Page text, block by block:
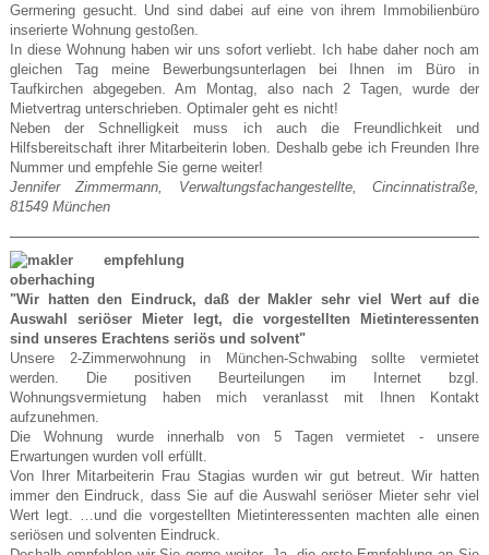
Germering gesucht. Und sind dabei auf eine von ihrem Immobilienbüro
inserierte Wohnung gestoßen.
In diese Wohnung haben wir uns sofort verliebt. Ich habe daher noch am
gleichen Tag meine Bewerbungsunterlagen bei Ihnen im Büro in
Taufkirchen abgegeben. Am Montag, also nach 2 Tagen, wurde der
Mietvertrag unterschrieben. Optimaler geht es nicht!
Neben der Schnelligkeit muss ich auch die Freundlichkeit und
Hilfsbereitschaft ihrer Mitarbeiterin loben. Deshalb gebe ich Freunden Ihre
Nummer und empfehle Sie gerne weiter!
Jennifer Zimmermann, Verwaltungsfachangestellte, Cincinnatistraße,
81549 München
"Wir hatten den Eindruck, daß der Makler sehr viel Wert auf die
Auswahl seriöser Mieter legt, die vorgestellten Mietinteressenten
sind unseres Erachtens seriös und solvent"
Unsere 2-Zimmerwohnung in München-Schwabing sollte vermietet
werden. Die positiven Beurteilungen im Internet bzgl.
Wohnungsvermietung haben mich veranlasst mit Ihnen Kontakt
aufzunehmen.
Die Wohnung wurde innerhalb von 5 Tagen vermietet - unsere
Erwartungen wurden voll erfüllt.
Von Ihrer Mitarbeiterin Frau Stagias wurden wir gut betreut. Wir hatten
immer den Eindruck, dass Sie auf die Auswahl seriöser Mieter sehr viel
Wert legt. …und die vorgestellten Mietinteressenten machten alle einen
seriösen und solventen Eindruck.